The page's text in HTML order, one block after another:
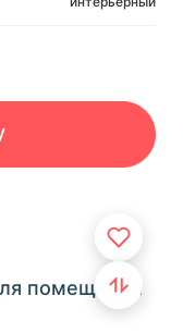
интерьерный
помещения